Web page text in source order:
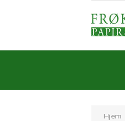
Hjem